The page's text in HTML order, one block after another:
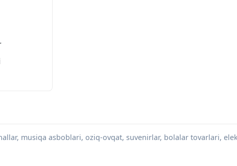
musiqa asboblari, oziq-ovqat, suvenirlar, bolalar tovarlari,